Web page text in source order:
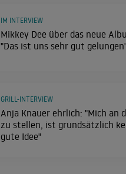
Mikkey Dee über das neue
"Das ist uns sehr gut
IM INTERVIEW
Anja Knauer ehrlich: "Mich an
zu stellen, ist grundsätzlich
gute Idee"
GRILL-INTERVIEW